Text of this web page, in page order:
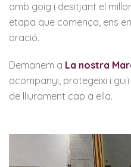
amb goig i desitjant el
etapa que comença, ens
oració.
Demanem a La nostra
acompanyi, protegeixi i
de lliurament cap a ella.